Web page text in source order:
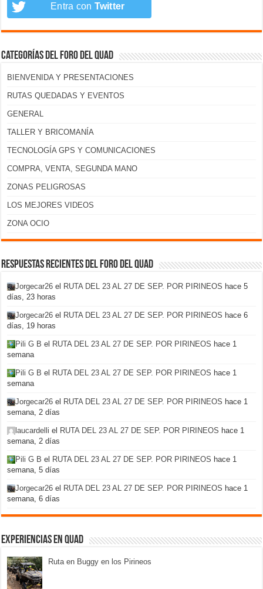
Entra con Twitter
Categorías del foro del Quad
BIENVENIDA Y PRESENTACIONES
RUTAS QUEDADAS Y EVENTOS
GENERAL
TALLER Y BRICOMANÍA
TECNOLOGÍA GPS Y COMUNICACIONES
COMPRA, VENTA, SEGUNDA MANO
ZONAS PELIGROSAS
LOS MEJORES VIDEOS
ZONA OCIO
Respuestas recientes del foro del Quad
Jorgecar26 el RUTA DEL 23 AL 27 DE SEP. POR PIRINEOS hace 5
días, 23 horas
Jorgecar26 el RUTA DEL 23 AL 27 DE SEP. POR PIRINEOS hace 6
días, 19 horas
Pili G B el RUTA DEL 23 AL 27 DE SEP. POR PIRINEOS hace 1
semana
Pili G B el RUTA DEL 23 AL 27 DE SEP. POR PIRINEOS hace 1
semana
Jorgecar26 el RUTA DEL 23 AL 27 DE SEP. POR PIRINEOS hace 1
semana, 2 días
laucardelli el RUTA DEL 23 AL 27 DE SEP. POR PIRINEOS hace 1
semana, 2 días
Pili G B el RUTA DEL 23 AL 27 DE SEP. POR PIRINEOS hace 1
semana, 5 días
Jorgecar26 el RUTA DEL 23 AL 27 DE SEP. POR PIRINEOS hace 1
semana, 6 días
Experiencias en Quad
Ruta en Buggy en los Pirineos